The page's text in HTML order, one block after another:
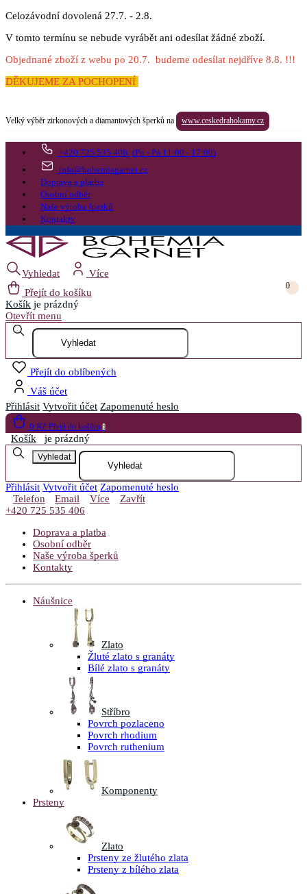
Celozávodní dovolená 27.7. - 2.8.
V tomto termínu se nebude vyrábět ani odesílat žádné zboží.
Objednané zboží z webu po 20.7. budeme odesílat nejdříve 8.8. !!!
DĚKUJEME ZA POCHOPENÍ
Velký výběr zirkonových a diamantových šperků na www.ceskedrahokamy.cz
+420 725 535 406 (Po - Pá 11:00 - 17:00)
info@bohemiagarnet.cz
Doprava a platba
Osobní odběr
Naše výroba šperků
Kontakty
Vyhledat
Více
Přejít do košíku
0
Košík je prázdný
Otevřít menu
Přejít do oblíbených
Váš účet
Přihlásit Vytvořit účet Zapomenuté heslo
0 Kč Přejít do košíku 0
Košík je prázdný
Vyhledat
Přihlásit Vytvořit účet Zapomenuté heslo
Telefon
Email Více
Zavřít
+420 725 535 406
Doprava a platba
Osobní odběr
Naše výroba šperků
Kontakty
Náušnice
Zlato
Žluté zlato s granáty
Bílé zlato s granáty
Stříbro
Povrch pozlaceno
Povrch rhodium
Povrch ruthenium
Komponenty
Prsteny
Zlato
Prsteny ze žlutého zlata
Prsteny z bílého zlata